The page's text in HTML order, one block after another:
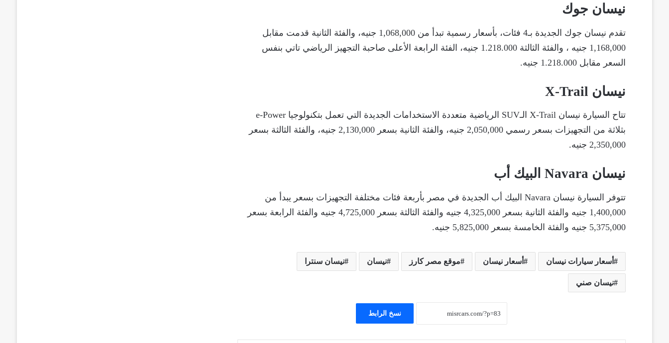
نيسان جوك
تقدم نيسان جوك الجديدة بـ4 فئات، بأسعار رسمية تبدأ من 1,068,000 جنيه، والفئة الثانية قدمت مقابل
1,168,000 جنيه ، والفئة الثالثة 1.218.000 جنيه، الفئة الرابعة الأعلى صاحبة التجهيز الرياضي تاتي بنفس
السعر مقابل 1.218.000 جنيه.
نيسان X-Trail
تتاح السيارة نيسان X-Trail الـSUV الرياضية متعددة الاستخدامات الجديدة التي تعمل بتكنولوجيا e-Power
بثلاثة من التجهيزات بسعر رسمي 2,050,000 جنيه، والفئة الثانية بسعر 2,130,000 جنيه، والفئة الثالثة بسعر
2,350,000 جنيه.
نيسان Navara البيك أب
تتوفر السيارة نيسان Navara البيك أب الجديدة في مصر بأربعة فئات مختلفة التجهيزات بسعر يبدأ من
1,400,000 جنيه والفئة الثانية بسعر 4,325,000 جنيه والفئة الثالثة بسعر 4,725,000 جنيه والفئة الرابعة بسعر
5,375,000 جنيه والفئة الخامسة بسعر 5,825,000 جنيه.
أسعار سيارات نيسان أسعار نيسان موقع مصر كارز نيسان نيسان سنترا
نيسان صني
نسخ الرابط